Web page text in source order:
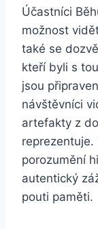
Účastníci
možnost
také se
kteří byli s
jsou
návštěvníci
artefakty z
reprezentuje.
porozumění
autentický
pouti paměti.